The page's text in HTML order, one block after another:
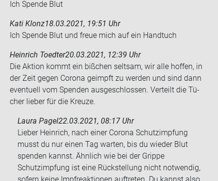
Ich Spen­de Blut
Kati Klonz18.03.2021, 19:51 Uhr
Ich Spen­de Blut und freue mich auf ein Hand­tuch
Heinrich Toedter20.03.2021, 12:39 Uhr
Die Ak­ti­on kommt ein biß­chen selt­sam, wir alle hof­fen, in
der Zeit gegen Co­ro­na ge­impft zu wer­den und sind dann
even­tu­ell vom Spen­den aus­ge­schlos­sen. Ver­teilt die Tü­
cher lie­ber für die Kreu­ze.
Laura Pagel22.03.2021, 08:17 Uhr
Lieber Heinrich, nach einer Corona Schutzimpfung
musst du nur einen Tag warten, bis du wieder Blut
spenden kannst. Ähnlich wie bei der Grippe
Schutzimpfung ist eine Rückstellung nicht notwendig,